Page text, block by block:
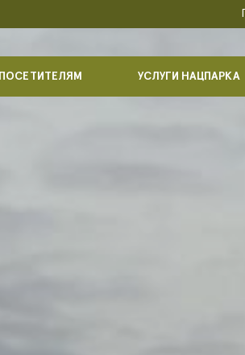
ПОСЕТИТЕЛЯМ УСЛУГИ НАЦПАРКА